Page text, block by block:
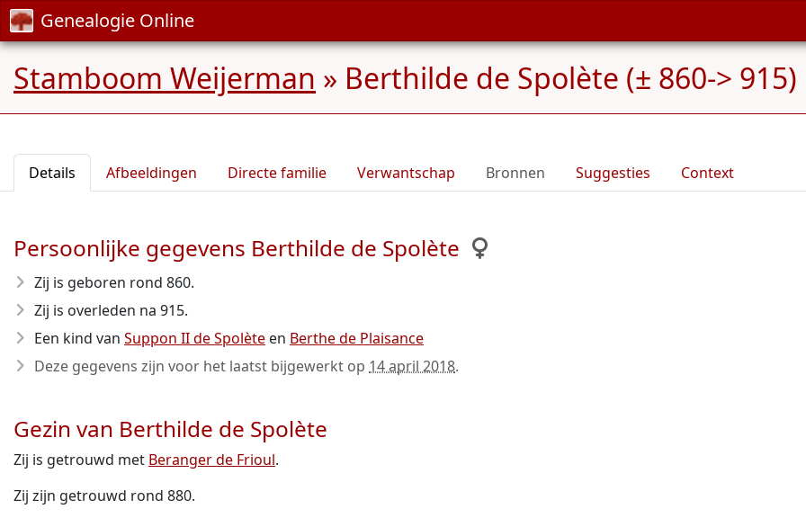
Genealogie Online
Stamboom Weijerman » Berthilde de Spolète (± 860-> 915)
Details Afbeeldingen Directe familie Verwantschap Bronnen Suggesties Context
Persoonlijke gegevens Berthilde de Spolète
Zij is geboren rond 860.
Zij is overleden na 915.
Een kind van Suppon II de Spolète en Berthe de Plaisance
Deze gegevens zijn voor het laatst bijgewerkt op 14 april 2018.
Gezin van Berthilde de Spolète
Zij is getrouwd met Beranger de Frioul.
Zij zijn getrouwd rond 880.